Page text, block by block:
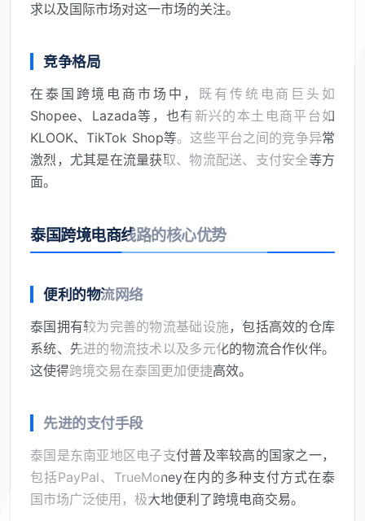
求以及国际市场对这一市场的关注。
竞争格局
在泰国跨境电商市场中，既有传统电商巨头如
Shopee、Lazada等，也有新兴的本土电商平台如
KLOOK、TikTok Shop等。这些平台之间的竞争异常
激烈，尤其是在流量获取、物流配送、支付安全等方
面。
泰国跨境电商线路的核心优势
便利的物流网络
泰国拥有较为完善的物流基础设施，包括高效的仓库
系统、先进的物流技术以及多元化的物流合作伙伴。
这使得跨境交易在泰国更加便捷高效。
先进的支付手段
泰国是东南亚地区电子支付普及率较高的国家之一，
包括PayPal、TrueMoney在内的多种支付方式在泰
国市场广泛使用，极大地便利了跨境电商交易。